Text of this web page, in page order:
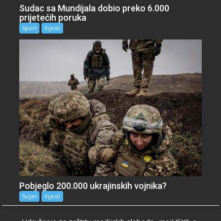
Sudac sa Mundijala dobio preko 6.000
prijetećih poruka
Sport Vijesti
Pobjeglo 200.000 ukrajinskih vojnika?
Svijet Vijesti